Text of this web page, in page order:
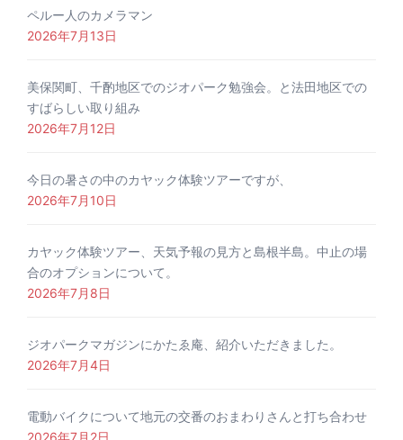
ペルー人のカメラマン
2026年7月13日
美保関町、千酌地区でのジオパーク勉強会。と法田地区での
すばらしい取り組み
2026年7月12日
今日の暑さの中のカヤック体験ツアーですが、
2026年7月10日
カヤック体験ツアー、天気予報の見方と島根半島。中止の場
合のオプションについて。
2026年7月8日
ジオパークマガジンにかたゑ庵、紹介いただきました。
2026年7月4日
電動バイクについて地元の交番のおまわりさんと打ち合わせ
2026年7月2日